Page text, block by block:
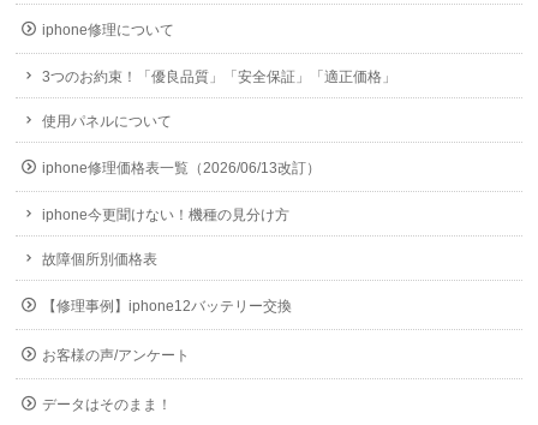
iphone修理について
3つのお約束！「優良品質」「安全保証」「適正価格」
使用パネルについて
iphone修理価格表一覧（2026/06/13改訂）
iphone今更聞けない！機種の見分け方
故障個所別価格表
【修理事例】iphone12バッテリー交換
お客様の声/アンケート
データはそのまま！